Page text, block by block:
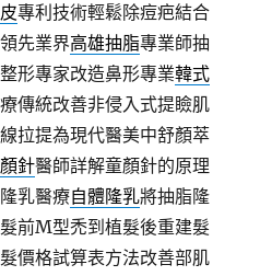
專利技術輕鬆除痘疤結合
先業界高雄抽脂專業師抽
形專家改造鼻形專業韓式
傳統改善非侵入式提瞼肌
拉提為現代醫美中舒顏萃
針醫師詳解童顏針的原理
乳醫療自體隆乳將抽脂隆
前M型禿到植髮後重建髮
價格試算表方法改善部肌